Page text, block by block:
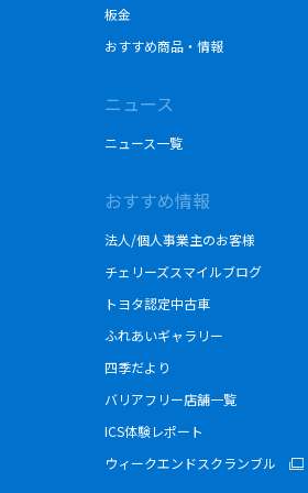
板金
おすすめ商品・情報
ニュース
ニュース一覧
おすすめ情報
法人/個人事業主のお客様
チェリーズスマイルブログ
トヨタ認定中古車
ふれあいギャラリー
四季だより
バリアフリー店舗一覧
ICS体験レポート
ウィークエンドスクランブル